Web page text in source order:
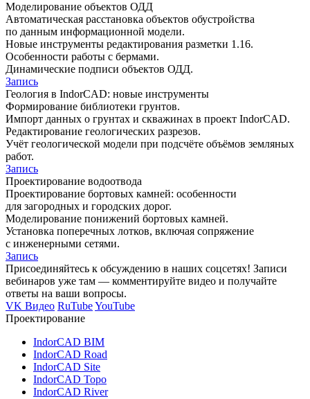
Моделирование объектов ОДД
Автоматическая расстановка объектов обустройства
по данным информационной модели.
Новые инструменты редактирования разметки 1.16.
Особенности работы с бермами.
Динамические подписи объектов ОДД.
Запись
Геология в IndorCAD: новые инструменты
Формирование библиотеки грунтов.
Импорт данных о грунтах и скважинах в проект IndorCAD.
Редактирование геологических разрезов.
Учёт геологической модели при подсчёте объёмов земляных
работ.
Запись
Проектирование водоотвода
Проектирование бортовых камней: особенности
для загородных и городских дорог.
Моделирование понижений бортовых камней.
Установка поперечных лотков, включая сопряжение
с инженерными сетями.
Запись
Присоединяйтесь к обсуждению в наших соцсетях! Записи
вебинаров уже там — комментируйте видео и получайте
ответы на ваши вопросы.
VK Видео RuTubeYouTube
Проектирование
IndorCAD BIM
IndorCAD Road
IndorCAD Site
IndorCAD Topo
IndorCAD River